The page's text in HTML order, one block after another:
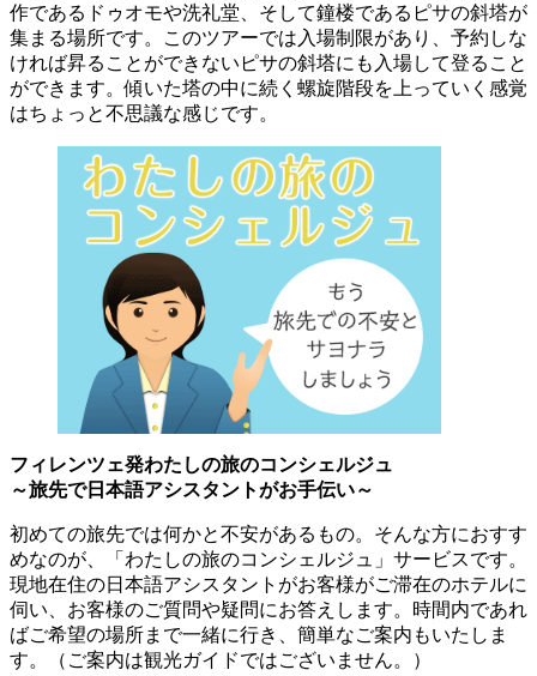
作であるドゥオモや洗礼堂、そして鐘楼であるピサの斜塔が
集まる場所です。このツアーでは入場制限があり、予約しな
ければ昇ることができないピサの斜塔にも入場して登ること
ができます。傾いた塔の中に続く螺旋階段を上っていく感覚
はちょっと不思議な感じです。
フィレンツェ発わたしの旅のコンシェルジュ
～旅先で日本語アシスタントがお手伝い～
初めての旅先では何かと不安があるもの。そんな方におすす
めなのが、「わたしの旅のコンシェルジュ」サービスです。
現地在住の日本語アシスタントがお客様がご滞在のホテルに
伺い、お客様のご質問や疑問にお答えします。時間内であれ
ばご希望の場所まで一緒に行き、簡単なご案内もいたしま
す。（ご案内は観光ガイドではございません。）